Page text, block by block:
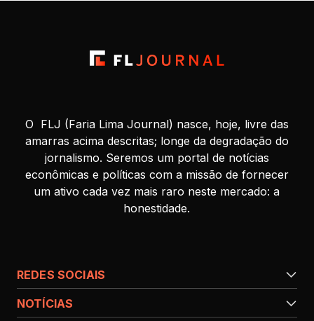
O FLJ (Faria Lima Journal) nasce, hoje, livre das
amarras acima descritas; longe da degradação do
jornalismo. Seremos um portal de notícias
econômicas e políticas com a missão de fornecer
um ativo cada vez mais raro neste mercado: a
honestidade.
REDES SOCIAIS
NOTÍCIAS